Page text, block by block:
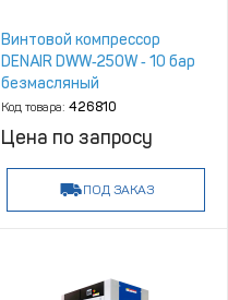
Винтовой компрессор
DENAIR DWW‑250W ‑ 10 бар
безмасляный
Код товара: 426810
Цена по запросу
ПОД ЗАКАЗ